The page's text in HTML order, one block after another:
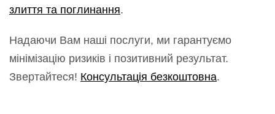
злиття та поглинання.
Надаючи Вам наші послуги, ми гарантуємо
мінімізацію ризиків і позитивний результат.
Звертайтеся! Консультація безкоштовна.